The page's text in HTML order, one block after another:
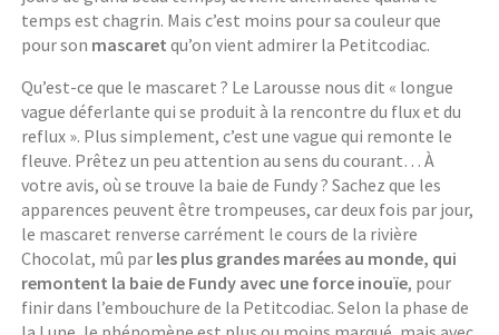
temps est chagrin. Mais c’est moins pour sa couleur que
pour son mascaret qu’on vient admirer la Petitcodiac.
Qu’est-ce que le mascaret ? Le Larousse nous dit « longue
vague déferlante qui se produit à la rencontre du flux et du
reflux ». Plus simplement, c’est une vague qui remonte le
fleuve. Prêtez un peu attention au sens du courant… À
votre avis, où se trouve la baie de Fundy ? Sachez que les
apparences peuvent être trompeuses, car deux fois par jour,
le mascaret renverse carrément le cours de la rivière
Chocolat, mû par les plus grandes marées au monde, qui
remontent la baie de Fundy avec une force inouïe, pour
finir dans l’embouchure de la Petitcodiac. Selon la phase de